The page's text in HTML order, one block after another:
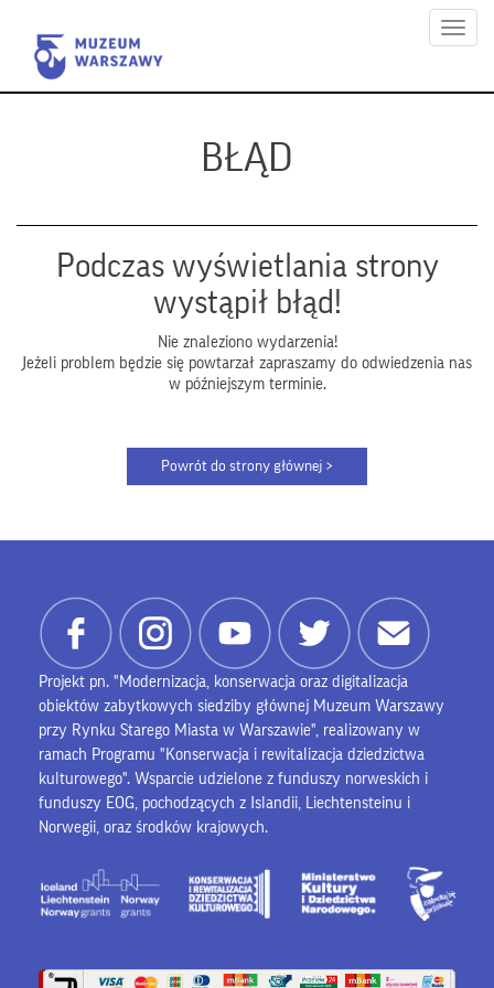
Menu
BŁĄD
Podczas wyświetlania strony
wystąpił błąd!
Nie znaleziono wydarzenia!
Jeżeli problem będzie się powtarzał zapraszamy do odwiedzenia nas
w późniejszym terminie.
Projekt pn. "Modernizacja, konserwacja oraz digitalizacja
obiektów zabytkowych siedziby głównej Muzeum Warszawy
przy Rynku Starego Miasta w Warszawie", realizowany w
ramach Programu "Konserwacja i rewitalizacja dziedzictwa
kulturowego". Wsparcie udzielone z funduszy norweskich i
funduszy EOG, pochodzących z Islandii, Liechtensteinu i
Norwegii, oraz środków krajowych.